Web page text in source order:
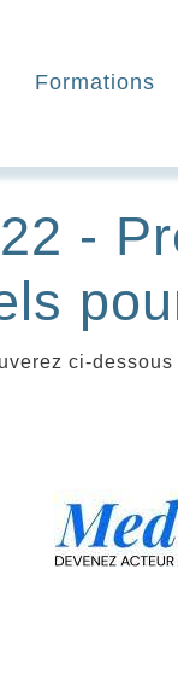
Formations
-
ci-